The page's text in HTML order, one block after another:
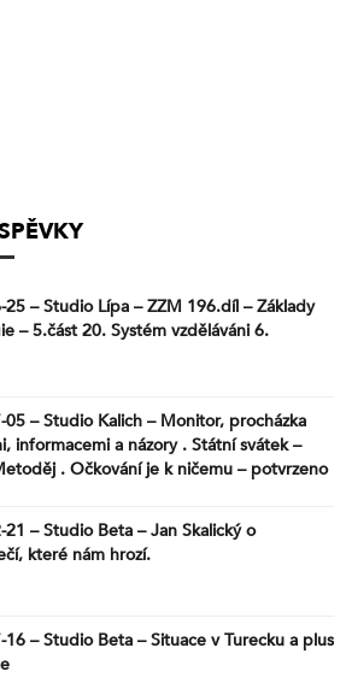
25 – Studio Lípa – ZZM 196.díl – Základy
– 5.část 20. Systém vzděláváni 6.
05 – Studio Kalich – Monitor, procházka
informacemi a názory . Státní svátek –
. Očkování je k ničemu – potvrzeno
21 – Studio Beta – Jan Skalický o
které nám hrozí.
16 – Studio Beta – Situace v Turecku a plus